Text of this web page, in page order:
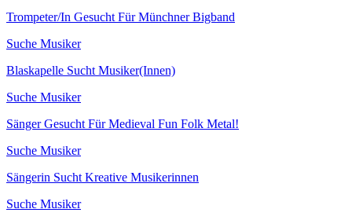
Trompeter/In Gesucht Für Münchner Bigband
Suche Musiker
Blaskapelle Sucht Musiker(Innen)
Suche Musiker
Sänger Gesucht Für Medieval Fun Folk Metal!
Suche Musiker
Sängerin Sucht Kreative Musikerinnen
Suche Musiker